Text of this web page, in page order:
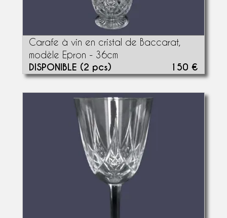
Carafe à vin en cristal de Baccarat,
modèle Epron - 36cm
DISPONIBLE (2 pcs) 150 €